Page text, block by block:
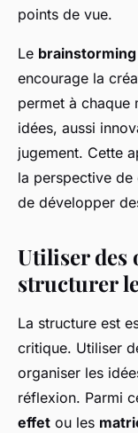
points de vue.
Le brainstorming
encourage la
permet à chaque
idées, aussi
jugement. Cette
la perspective de
de développer
Utiliser des
structurer
La structure est
critique. Utiliser
organiser les
réflexion. Parmi
effet ou les